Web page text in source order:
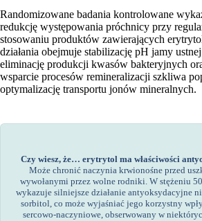
Randomizowane badania kontrolowane
redukcję występowania próchnicy przy
stosowaniu produktów zawierających
działania obejmuje stabilizację pH jamy
eliminację produkcji kwasów bakteryjnych
wsparcie procesów remineralizacji szkliwa
optymalizację transportu jonów mineralnych.
Czy wiesz, że… erytrytol ma właściwości
Może chronić naczynia krwionośne przed
wywołanymi przez wolne rodniki. W stężeniu
wykazuje silniejsze działanie antyoksydacyjne
sorbitol, co może wyjaśniać jego korzystny
sercowo-naczyniowe, obserwowany w